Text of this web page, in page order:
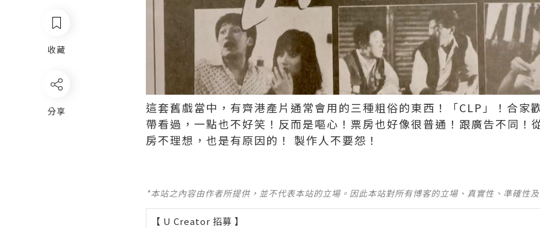
收藏
分享
這套舊戲當中，有齊港產片通常會用的三種粗俗的東西！「CLP」！合家
帶看過，一點也不好笑！反而是嘔心！票房也好像很普通！跟廣告不同！
房不理想，也是有原因的！ ​​​製作人不要怨！
*本站之內容由作者所提供，並不代表本站的立場。因此本站對所有博客的立場、真實性、準確性
【 U Creator 招募 】